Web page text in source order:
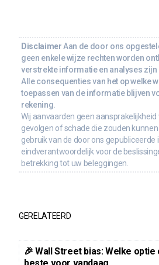
Disclaimer Aan de door ons
geen enkele wijze rechten worden
verstrekte informatie en analyses
Alle consequenties van het op welke
toepassen van de informatie blijven
rekening.
Wij aanvaarden geen
gevolgen of schade die zouden
gebruik van de door ons
eindverantwoordelijk voor de
betrekking tot uw beleggingen.
GERELATEERD
🎉 Wall Street bias: Welke